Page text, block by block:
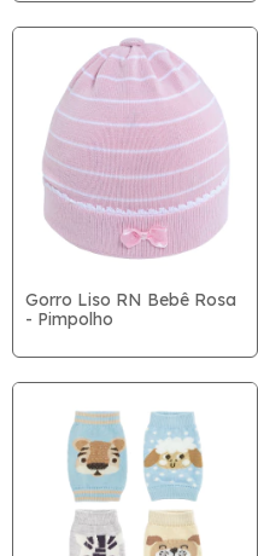
Gorro Liso RN Bebê Rosa
- Pimpolho